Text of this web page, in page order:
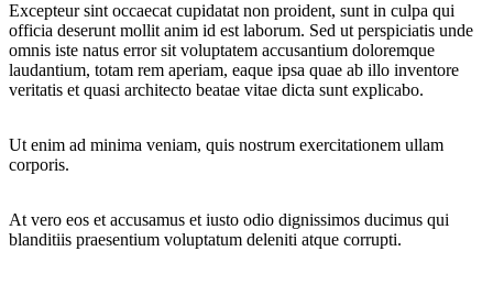
Excepteur sint occaecat cupidatat non proident, sunt in culpa qui
officia deserunt mollit anim id est laborum. Sed ut perspiciatis unde
omnis iste natus error sit voluptatem accusantium doloremque
laudantium, totam rem aperiam, eaque ipsa quae ab illo inventore
veritatis et quasi architecto beatae vitae dicta sunt explicabo.
Ut enim ad minima veniam, quis nostrum exercitationem ullam
corporis.
At vero eos et accusamus et iusto odio dignissimos ducimus qui
blanditiis praesentium voluptatum deleniti atque corrupti.